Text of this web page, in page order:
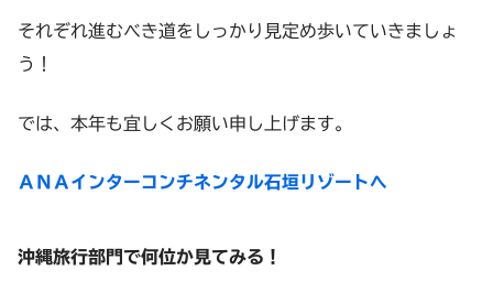
それぞれ進むべき道をしっかり見定め歩いていきましょ
う！
では、本年も宜しくお願い申し上げます。
ＡＮＡインターコンチネンタル石垣リゾートへ
沖縄旅行部門で何位か見てみる！